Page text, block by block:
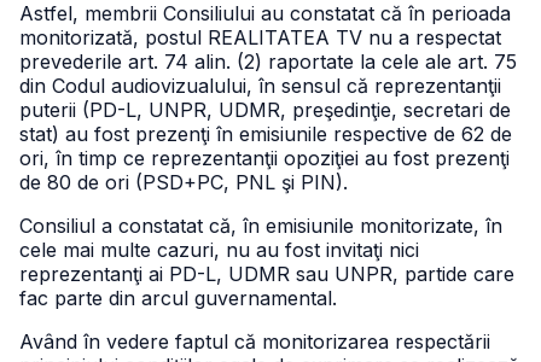
Astfel, membrii Consiliului au constatat că în perioada
monitorizată, postul REALITATEA TV nu a respectat
prevederile art. 74 alin. (2) raportate la cele ale art. 75
din Codul audiovizualului, în sensul că reprezentanţii
puterii (PD-L, UNPR, UDMR, preşedinţie, secretari de
stat) au fost prezenţi în emisiunile respective de 62 de
ori, în timp ce reprezentanţii opoziţiei au fost prezenţi
de 80 de ori (PSD+PC, PNL şi PIN).
Consiliul a constatat că, în emisiunile monitorizate, în
cele mai multe cazuri, nu au fost invitaţi nici
reprezentanţi ai PD-L, UDMR sau UNPR, partide care
fac parte din arcul guvernamental.
Având în vedere faptul că monitorizarea respectării